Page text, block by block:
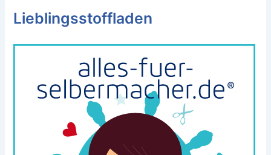
Lieblingsstoffladen